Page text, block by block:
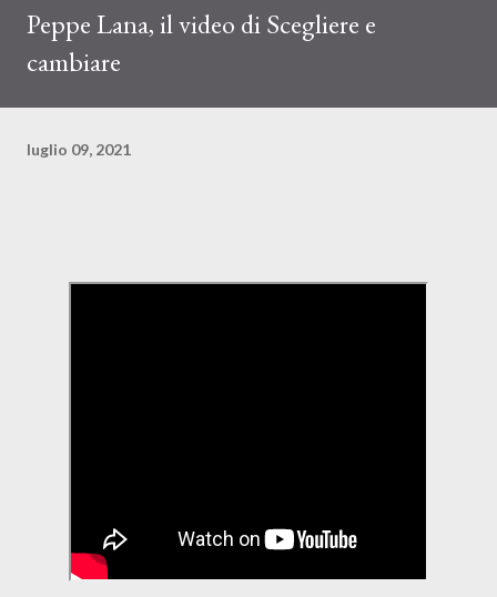
Peppe Lana, il video di Scegliere e
cambiare
luglio 09, 2021